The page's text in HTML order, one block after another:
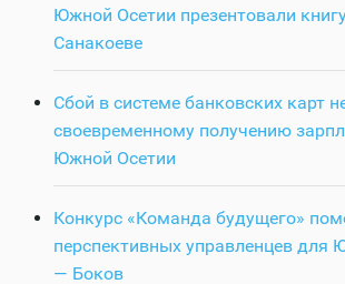
Южной Осетии презентовали
Санакоеве
Сбой в системе банковских карт
своевременному получению
Южной Осетии
Конкурс «Команда будущего»
перспективных управленцев для
— Боков